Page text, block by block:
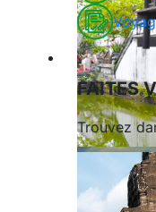
Voyages
FAITES
Trouvez